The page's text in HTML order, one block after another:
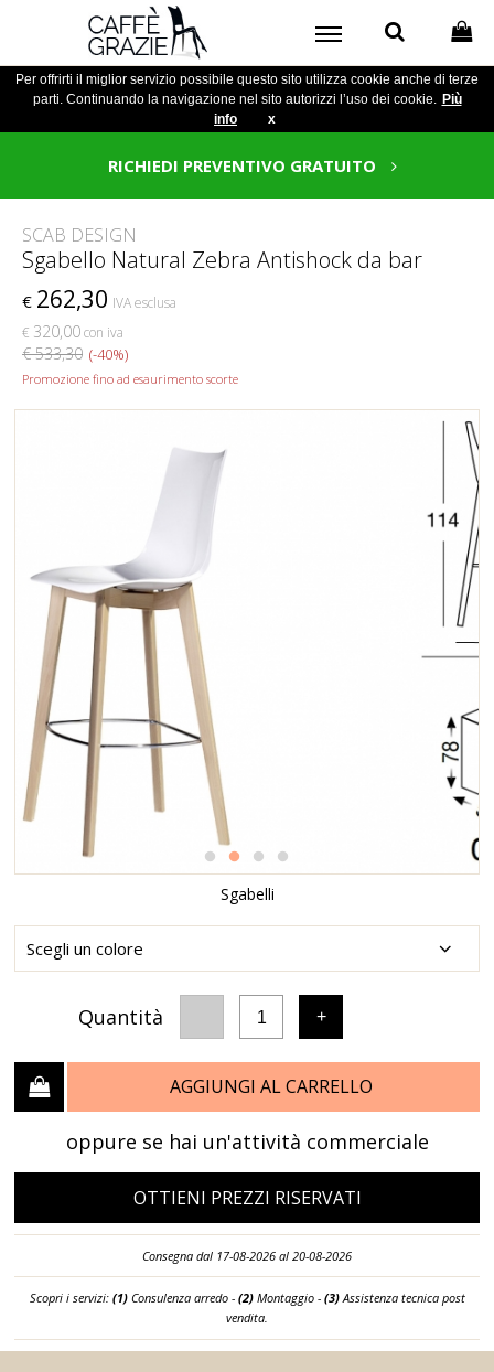
Per offrirti il miglior servizio possibile questo sito utilizza cookie anche di terze
parti. Continuando la navigazione nel sito autorizzi l’uso dei cookie. Più
info
x
RICHIEDI PREVENTIVO GRATUITO
SCAB DESIGN
Sgabello Natural Zebra Antishock da bar
€ 262,30 IVA esclusa
€ 320,00con iva
€ 533,30 (-40%)
Promozione fino ad esaurimento scorte
Sgabelli
Quantità 1 +
AGGIUNGI AL CARRELLO
oppure se hai un'attività commerciale
OTTIENI PREZZI RISERVATI
Consegna dal 17-08-2026 al 20-08-2026
Scopri i servizi: (1)Consulenza arredo - (2)Montaggio - (3)Assistenza tecnica post
vendita.